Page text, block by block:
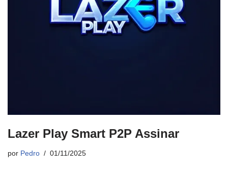
Lazer Play Smart P2P Assinar
por Pedro 01/11/2025